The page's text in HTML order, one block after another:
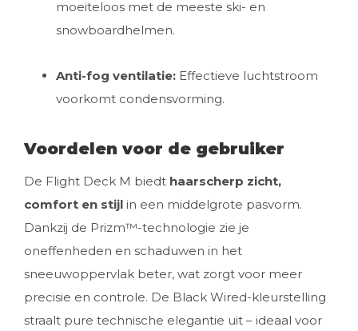
moeiteloos met de meeste ski- en
snowboardhelmen.
Anti-fog ventilatie: Effectieve luchtstroom
voorkomt condensvorming.
Voordelen voor de gebruiker
De Flight Deck M biedt haarscherp zicht,
comfort en stijl in een middelgrote pasvorm.
Dankzij de Prizm™-technologie zie je
oneffenheden en schaduwen in het
sneeuwoppervlak beter, wat zorgt voor meer
precisie en controle. De Black Wired-kleurstelling
straalt pure technische elegantie uit – ideaal voor